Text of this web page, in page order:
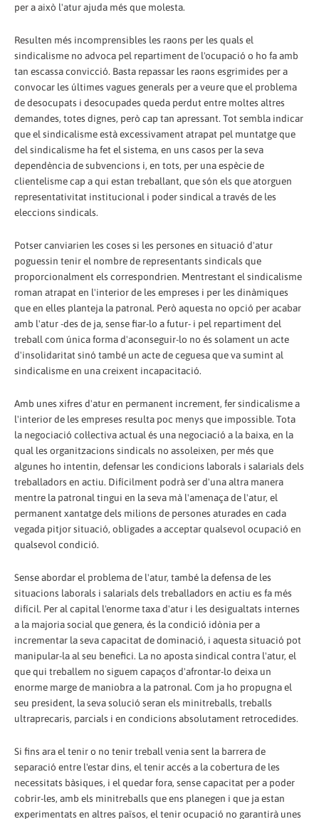
per a això l'atur ajuda més que molesta.
Resulten més incomprensibles les raons per les quals el
sindicalisme no advoca pel repartiment de l'ocupació o ho fa amb
tan escassa convicció. Basta repassar les raons esgrimides per a
convocar les últimes vagues generals per a veure que el problema
de desocupats i desocupades queda perdut entre moltes altres
demandes, totes dignes, però cap tan apressant. Tot sembla indicar
que el sindicalisme està excessivament atrapat pel muntatge que
del sindicalisme ha fet el sistema, en uns casos per la seva
dependència de subvencions i, en tots, per una espècie de
clientelisme cap a qui estan treballant, que són els que atorguen
representativitat institucional i poder sindical a través de les
eleccions sindicals.
Potser canviarien les coses si les persones en situació d'atur
poguessin tenir el nombre de representants sindicals que
proporcionalment els correspondrien. Mentrestant el sindicalisme
roman atrapat en l'interior de les empreses i per les dinàmiques
que en elles planteja la patronal. Però aquesta no opció per acabar
amb l'atur -des de ja, sense fiar-lo a futur- i pel repartiment del
treball com única forma d'aconseguir-lo no és solament un acte
d'insolidaritat sinó també un acte de ceguesa que va sumint al
sindicalisme en una creixent incapacitació.
Amb unes xifres d'atur en permanent increment, fer sindicalisme a
l'interior de les empreses resulta poc menys que impossible. Tota
la negociació col·lectiva actual és una negociació a la baixa, en la
qual les organitzacions sindicals no assoleixen, per més que
algunes ho intentin, defensar les condicions laborals i salarials dels
treballadors en actiu. Difícilment podrà ser d'una altra manera
mentre la patronal tingui en la seva mà l'amenaça de l'atur, el
permanent xantatge dels milions de persones aturades en cada
vegada pitjor situació, obligades a acceptar qualsevol ocupació en
qualsevol condició.
Sense abordar el problema de l'atur, també la defensa de les
situacions laborals i salarials dels treballadors en actiu es fa més
difícil. Per al capital l'enorme taxa d'atur i les desigualtats internes
a la majoria social que genera, és la condició idònia per a
incrementar la seva capacitat de dominació, i aquesta situació pot
manipular-la al seu benefici. La no aposta sindical contra l'atur, el
que qui treballem no siguem capaços d'afrontar-lo deixa un
enorme marge de maniobra a la patronal. Com ja ho propugna el
seu president, la seva solució seran els minitreballs, treballs
ultraprecaris, parcials i en condicions absolutament retrocedides.
Si fins ara el tenir o no tenir treball venia sent la barrera de
separació entre l'estar dins, el tenir accés a la cobertura de les
necessitats bàsiques, i el quedar fora, sense capacitat per a poder
cobrir-les, amb els minitreballs que ens planegen i que ja estan
experimentats en altres països, el tenir ocupació no garantirà unes